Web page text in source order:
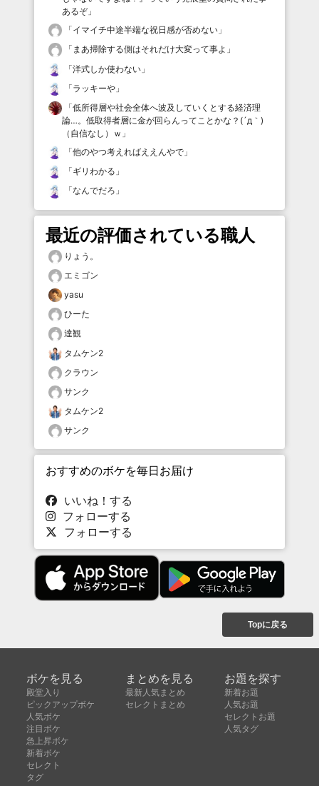
あるぞ」
「イマイチ中途半端な祝日感が否めない 」
「 まあ掃除する側はそれだけ大変って事よ 」
「洋式しか使わない 」
「ラッキーや 」
「低所得層や社会全体へ波及していくとする経済理
論…。低取得者層に金が回らんってことかな？(´д｀)
（自信なし）ｗ 」
「他のやつ考えればええんやで 」
「ギリわかる 」
「なんでだろ 」
最近の評価されている職人
りょう。
エミゴン
yasu
ひーた
達観
タムケン2
クラウン
サンク
タムケン2
サンク
おすすめのボケを毎日お届け
いいね！する
フォローする
フォローする
Topに戻る
ボケを見る
殿堂入り
ピックアップボケ
人気ボケ
注目ボケ
急上昇ボケ
新着ボケ
セレクト
タグ
まとめを見る
最新人気まとめ
セレクトまとめ
お題を探す
新着お題
人気お題
セレクトお題
人気タグ